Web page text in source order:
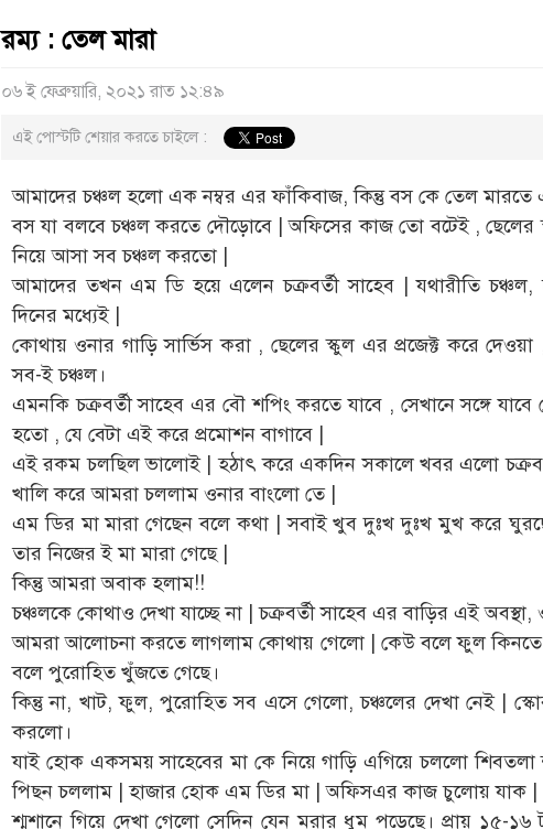
রম্য : তেল মারা
০৬ ই ফেব্রুয়ারি, ২০২১ রাত ১২:৪৯
এই পোস্টটি শেয়ার করতে চাইলে :
আমাদের চঞ্চল হলো এক নম্বর এর ফাঁকিবাজ, কিন্তু বস কে তেল মারতে
বস যা বলবে চঞ্চল করতে দৌড়োবে | অফিসের কাজ তো বটেই , ছেলের
নিয়ে আসা সব চঞ্চল করতো |
আমাদের তখন এম ডি হয়ে এলেন চক্রবর্তী সাহেব | যথারীতি চঞ্চল,
দিনের মধ্যেই |
কোথায় ওনার গাড়ি সার্ভিস করা , ছেলের স্কুল এর প্রজেক্ট করে
সব-ই চঞ্চল।
এমনকি চক্রবর্তী সাহেব এর বৌ শপিং করতে যাবে , সেখানে সঙ্গে
হতো , যে বেটা এই করে প্রমোশন বাগাবে |
এই রকম চলছিল ভালোই | হঠাৎ করে একদিন সকালে খবর এলো
খালি করে আমরা চললাম ওনার বাংলো তে |
এম ডির মা মারা গেছেন বলে কথা | সবাই খুব দুঃখ দুঃখ মুখ করে
তার নিজের ই মা মারা গেছে |
কিন্তু আমরা অবাক হলাম!!
চঞ্চলকে কোথাও দেখা যাচ্ছে না | চক্রবর্তী সাহেব এর বাড়ির এই অবস্থা,
আমরা আলোচনা করতে লাগলাম কোথায় গেলো | কেউ বলে ফুল কিনতে
বলে পুরোহিত খুঁজতে গেছে।
কিন্তু না, খাট, ফুল, পুরোহিত সব এসে গেলো, চঞ্চলের দেখা নেই |
করলো।
যাই হোক একসময় সাহেবের মা কে নিয়ে গাড়ি এগিয়ে চললো শিবতলা
পিছন চললাম | হাজার হোক এম ডির মা | অফিসএর কাজ চুলোয় যাক |
শ্মশানে গিয়ে দেখা গেলো সেদিন যেন মরার ধুম পড়েছে। প্রায় ১৫-